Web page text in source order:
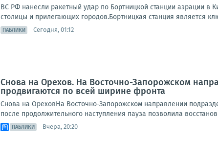
ВС РФ нанесли ракетный удар по Бортницкой станции аэрации в
столицы и прилегающих городов.Бортницкая станция является
ПАБЛИКИ Сегодня, 01:12
Снова на Орехов. На Восточно-Запорожском
продвигаются по всей ширине фронта
Снова на ОреховНа Восточно-Запорожском направлении
после продолжительного наступления пауза позволила
ПАБЛИКИ Вчера, 20:20